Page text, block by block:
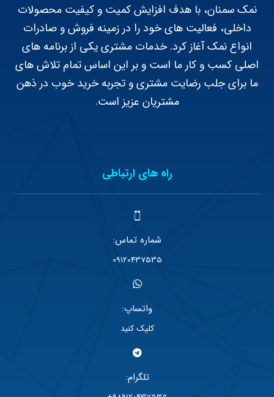
نمک سمنان، با هدف افزایش کمیت و کیفیت محصولات
داخلی، فعالیت های خود را در زمینه فروش و صادرات
انواع نمک آغاز کرد. خدمات مشتری یکی از برنامه های
اصلی کسب و کار ما است و بر این اساس تمام تلاش های
ما برای جلب رضایت مشتری و تجربه خرید خوب در ذهن
مشتریان عزیز است.
راه های ارتباطی
شماره تماس:
09120437535
واتساپ:
کلیک کنید
تلگرام: